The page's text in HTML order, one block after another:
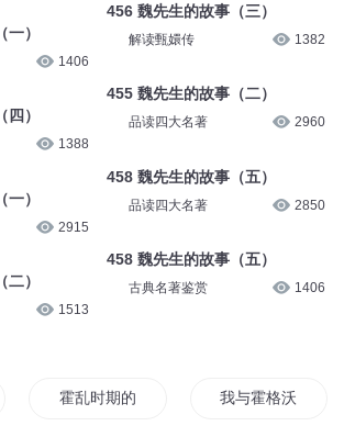
）
1406
）
1388
）
2915
）
1513
456 魏先生的故事（三）
解读甄嬛传 1382
455 魏先生的故事（二）
品读四大名著 2960
458 魏先生的故事（五）
品读四大名著 2850
458 魏先生的故事（五）
古典名著鉴赏 1406
霍乱时期的爱情故事 我与霍格沃兹的